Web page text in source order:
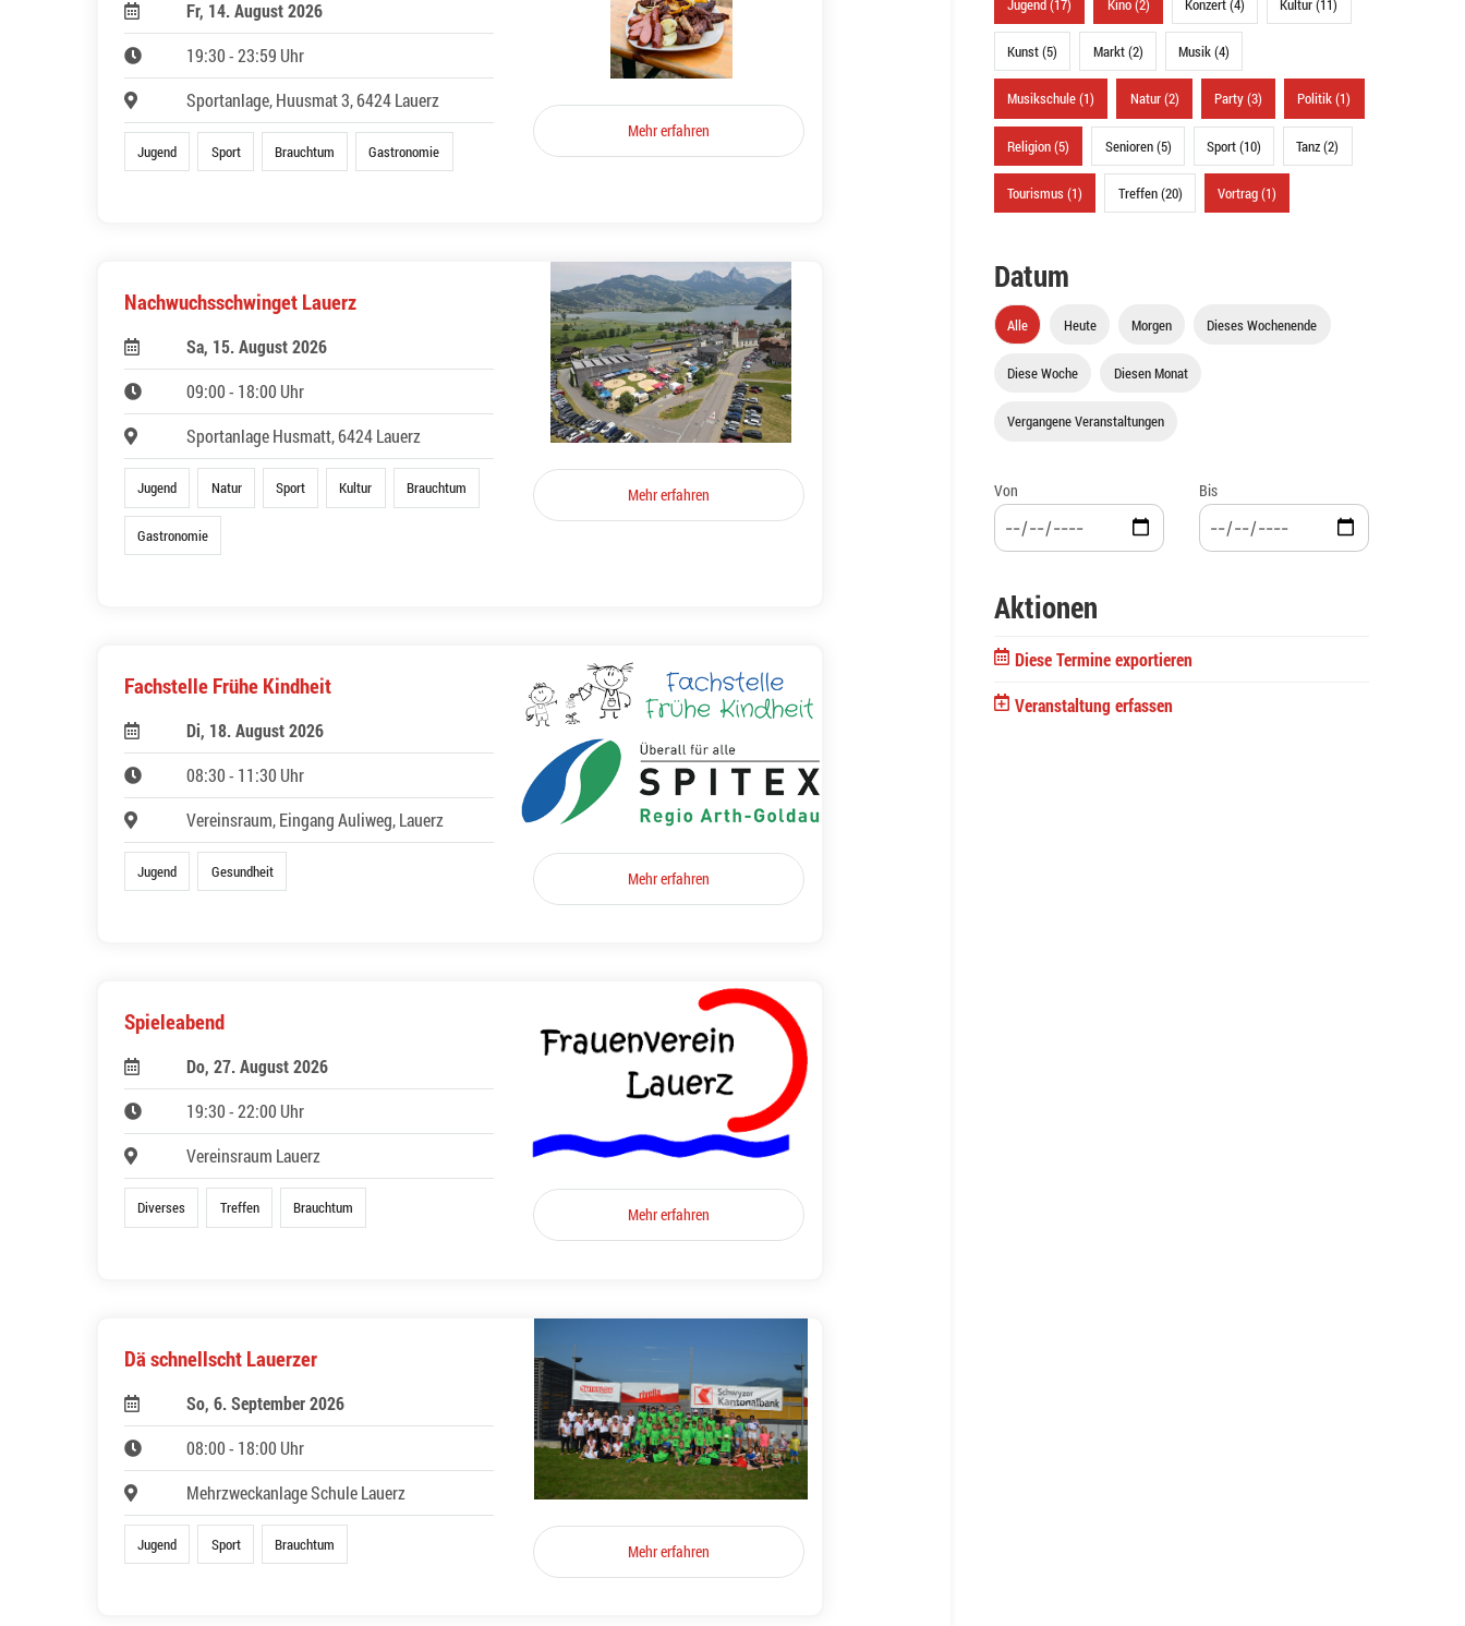
Fr, 14. August 2026
19:30 - 23:59 Uhr
Sportanlage, Huusmat 3, 6424 Lauerz
Jugend Sport Brauchtum Gastronomie
Mehr erfahren
Nachwuchsschwinget Lauerz
Sa, 15. August 2026
09:00 - 18:00 Uhr
Sportanlage Husmatt, 6424 Lauerz
Jugend Natur Sport Kultur Brauchtum
Gastronomie
Mehr erfahren
Fachstelle Frühe Kindheit
Di, 18. August 2026
08:30 - 11:30 Uhr
Vereinsraum, Eingang Auliweg, Lauerz
Jugend Gesundheit Mehr erfahren
Spieleabend
Do, 27. August 2026
19:30 - 22:00 Uhr
Vereinsraum Lauerz
Diverses Treffen Brauchtum Mehr erfahren
Dä schnellscht Lauerzer
So, 6. September 2026
08:00 - 18:00 Uhr
Mehrzweckanlage Schule Lauerz
Jugend Sport Brauchtum Mehr erfahren
Jugend (17) Kino (2) Konzert (4) Kultur (11)
Kunst (5) Markt (2) Musik (4)
Musikschule (1) Natur (2) Party (3) Politik (1)
Religion (5) Senioren (5) Sport (10) Tanz (2)
Tourismus (1) Treffen (20) Vortrag (1)
Datum
Alle Heute Morgen Dieses Wochenende
Diese Woche Diesen Monat
Vergangene Veranstaltungen
Von Bis
Aktionen
Diese Termine exportieren
Veranstaltung erfassen